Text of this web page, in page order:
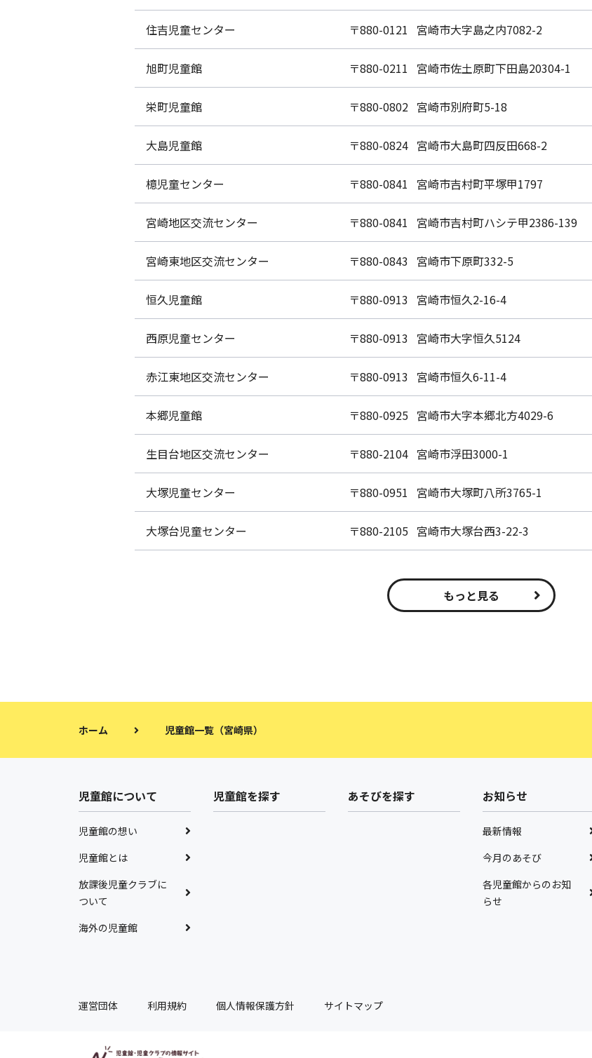
住吉児童センター 〒880-0121 宮崎市大字島之内7082-2
旭町児童館 〒880-0211 宮崎市佐土原町下田島20304-1
栄町児童館 〒880-0802 宮崎市別府町5-18
大島児童館 〒880-0824 宮崎市大島町四反田668-2
檍児童センター 〒880-0841 宮崎市吉村町平塚甲1797
宮崎地区交流センター 〒880-0841 宮崎市吉村町ハシテ甲2386-139
宮崎東地区交流センター 〒880-0843 宮崎市下原町332-5
恒久児童館 〒880-0913 宮崎市恒久2-16-4
西原児童センター 〒880-0913 宮崎市大字恒久5124
赤江東地区交流センター 〒880-0913 宮崎市恒久6-11-4
本郷児童館 〒880-0925 宮崎市大字本郷北方4029-6
生目台地区交流センター 〒880-2104 宮崎市浮田3000-1
大塚児童センター 〒880-0951 宮崎市大塚町八所3765-1
大塚台児童センター 〒880-2105 宮崎市大塚台西3-22-3
もっと見る
ホーム 児童館一覧（宮崎県）
児童館について
児童館の想い
児童館とは
放課後児童クラブに
ついて
海外の児童館
児童館を探す あそびを探す お知らせ
最新情報
今月のあそび
各児童館からのお知
らせ
運営団体 利用規約 個人情報保護方針 サイトマップ